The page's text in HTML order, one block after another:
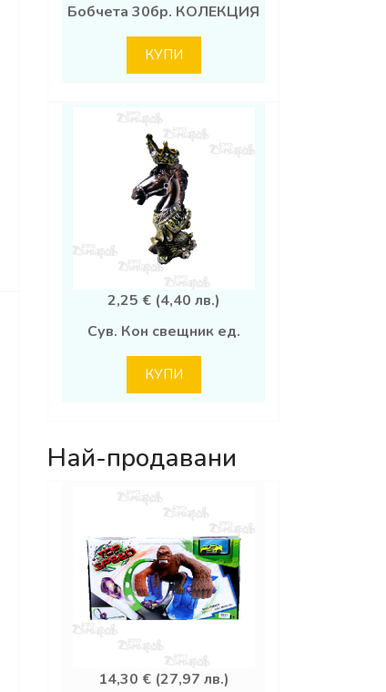
Бобчета 30бр. КОЛЕКЦИЯ
КУПИ
2,25 € (4,40 лв.)
Сув. Кон свещник ед.
КУПИ
Най-продавани
14,30 € (27,97 лв.)